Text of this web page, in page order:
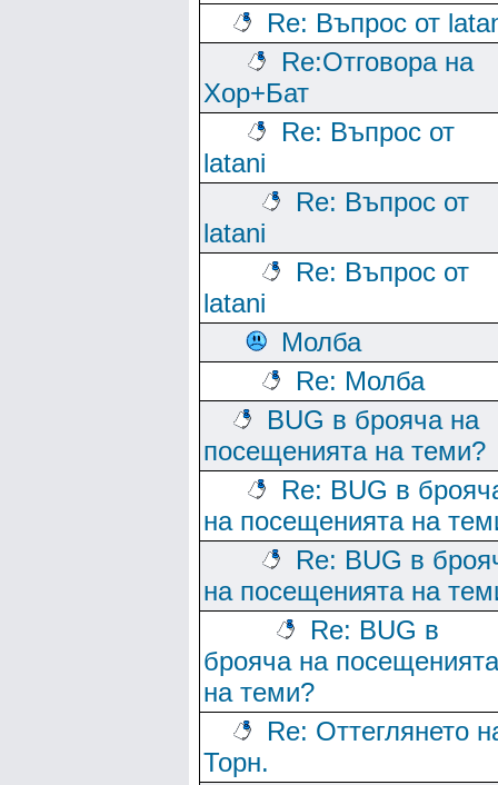
Re: Въпрос от
Re:Отговора на
Хор+Бат
Re: Въпрос от
latani
Re: Въпрос от
latani
Re: Въпрос от
latani
Молба
Re: Молба
BUG в брояча на
посещенията на теми?
Re: BUG в
на посещенията на
Re: BUG в
на посещенията на
Re: BUG в
брояча на посещенията
на теми?
Re: Оттеглянето
Торн.